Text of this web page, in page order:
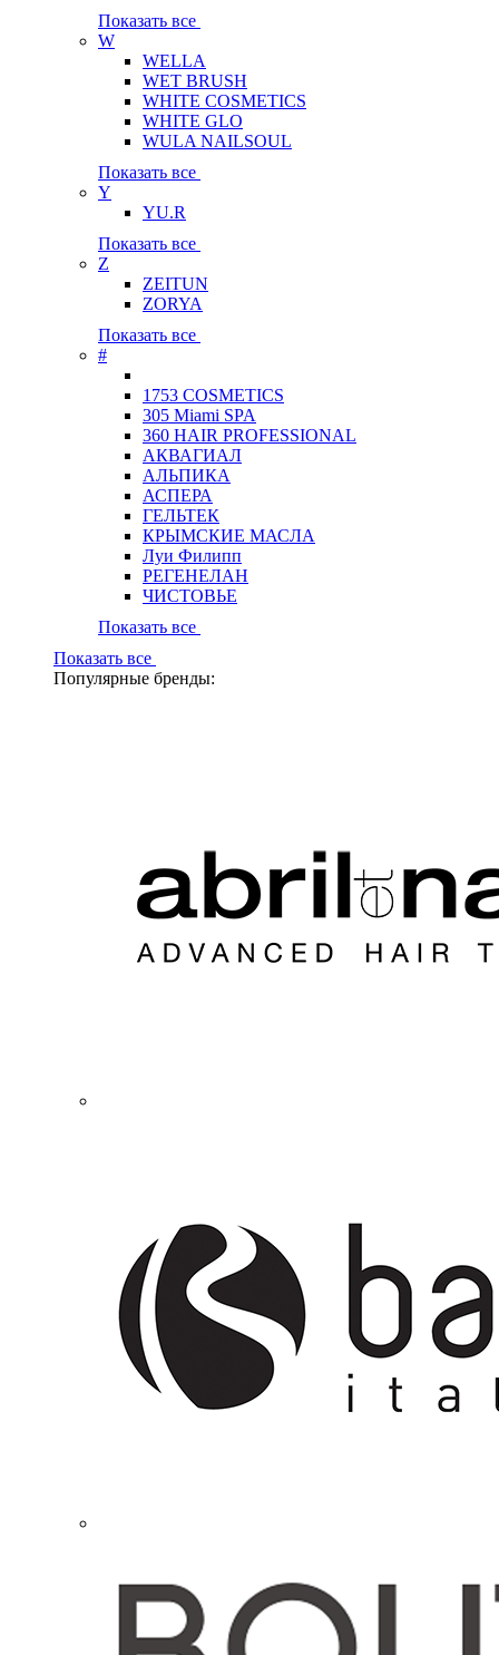
Показать все
W
WELLA
WET BRUSH
WHITE COSMETICS
WHITE GLO
WULA NAILSOUL
Показать все
Y
YU.R
Показать все
Z
ZEITUN
ZORYA
Показать все
#
1753 COSMETICS
305 Miami SPA
360 HAIR PROFESSIONAL
АКВАГИАЛ
АЛЬПИКА
АСПЕРА
ГЕЛЬТЕК
КРЫМСКИЕ МАСЛА
Луи Филипп
РЕГЕНЕЛАН
ЧИСТОВЬЕ
Показать все
Показать все
Популярные бренды: